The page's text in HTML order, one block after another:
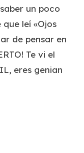
un poco
leí «Ojos
de pensar en
Te vi el
eres genian